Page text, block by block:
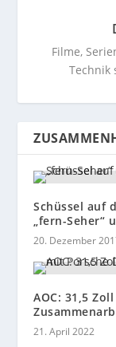
Filme,
Technik
Schüssel auf
„fern-Seher“
20. Dezember
AOC: 31,5
21. April 2022